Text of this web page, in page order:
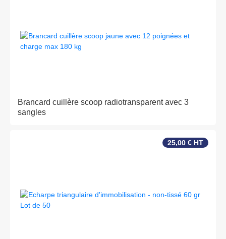
Brancard cuillère scoop radiotransparent avec 3
sangles
25,00 € HT